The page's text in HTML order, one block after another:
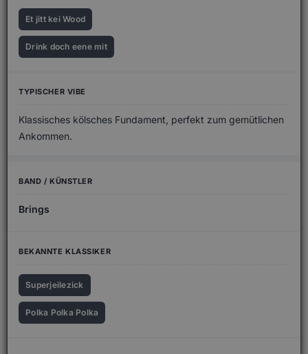
Et jitt kei Wood
Drink doch eene mit
Klassisches kölsches Fundament, perfekt zum gemütlichen
Ankommen.
Brings
Superjeilezick
Polka Polka Polka